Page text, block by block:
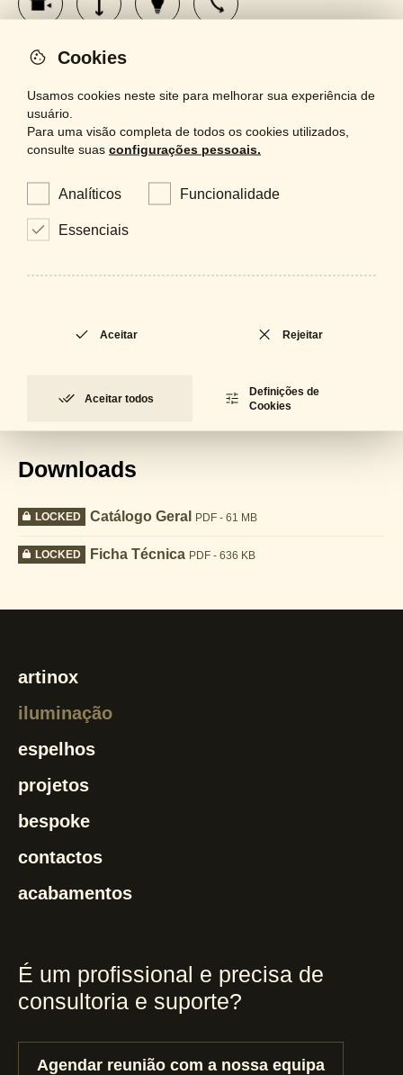
Downloads
LOCKED Catálogo Geral PDF - 61 MB
LOCKED Ficha Técnica PDF - 636 KB
artinox
iluminação
espelhos
projetos
bespoke
contactos
acabamentos
É um profissional e precisa de
consultoria e suporte?
Agendar reunião com a nossa equipa
Cookies
Usamos cookies neste site para melhorar sua experiência de
usuário.
Para uma visão completa de todos os cookies utilizados,
consulte suas configurações pessoais.
Analíticos Funcionalidade
Essenciais
Aceitar Rejeitar
Aceitar todos
Definições de
Cookies